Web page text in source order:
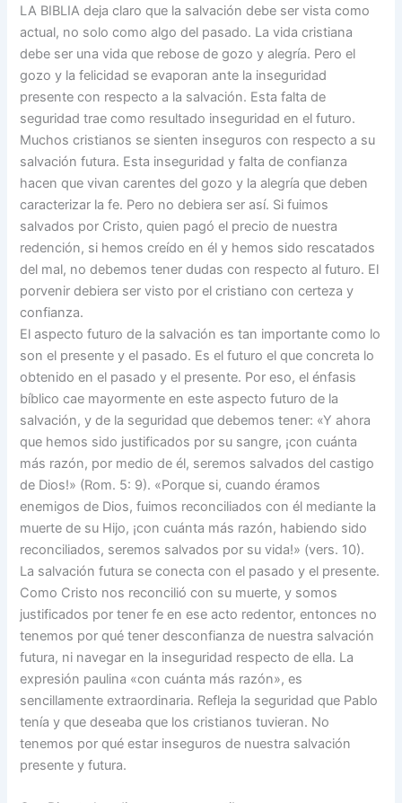
LA BIBLIA deja claro que la salvación debe ser vista como
actual, no solo como algo del pasado. La vida cristiana
debe ser una vida que rebose de gozo y alegría. Pero el
gozo y la felicidad se evaporan ante la inseguridad
presente con respecto a la salvación. Esta falta de
seguridad trae como resultado inseguridad en el futuro.
Muchos cristianos se sienten inseguros con respecto a su
salvación futura. Esta inseguridad y falta de confianza
hacen que vivan carentes del gozo y la alegría que deben
caracterizar la fe. Pero no debiera ser así. Si fuimos
salvados por Cristo, quien pagó el precio de nuestra
redención, si hemos creído en él y hemos sido rescatados
del mal, no debemos tener dudas con respecto al futuro. El
porvenir debiera ser visto por el cristiano con certeza y
confianza.
El aspecto futuro de la salvación es tan importante como lo
son el presente y el pasado. Es el futuro el que concreta lo
obtenido en el pasado y el presente. Por eso, el énfasis
bíblico cae mayormente en este aspecto futuro de la
salvación, y de la seguridad que debemos tener: «Y ahora
que hemos sido justificados por su sangre, ¡con cuánta
más razón, por medio de él, seremos salvados del castigo
de Dios!» (Rom. 5: 9). «Porque si, cuando éramos
enemigos de Dios, fuimos reconciliados con él mediante la
muerte de su Hijo, ¡con cuánta más razón, habiendo sido
reconciliados, seremos salvados por su vida!» (vers. 10).
La salvación futura se conecta con el pasado y el presente.
Como Cristo nos reconcilió con su muerte, y somos
justificados por tener fe en ese acto redentor, entonces no
tenemos por qué tener desconfianza de nuestra salvación
futura, ni navegar en la inseguridad respecto de ella. La
expresión paulina «con cuánta más razón», es
sencillamente extraordinaria. Refleja la seguridad que Pablo
tenía y que deseaba que los cristianos tuvieran. No
tenemos por qué estar inseguros de nuestra salvación
presente y futura.